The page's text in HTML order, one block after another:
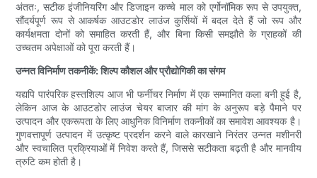
अंततः, सटीक इंजीनियरिंग और डिजाइन कच्चे माल को एर्गोनॉमिक रूप से उपयुक्त,
सौंदर्यपूर्ण रूप से आकर्षक आउटडोर लाउंज कुर्सियों में बदल देते हैं जो रूप और
कार्यक्षमता दोनों को समाहित करती हैं, और बिना किसी समझौते के ग्राहकों की
उच्चतम अपेक्षाओं को पूरा करती हैं।
उन्नत विनिर्माण तकनीकें: शिल्प कौशल और प्रौद्योगिकी का संगम
यद्यपि पारंपरिक हस्तशिल्प आज भी फर्नीचर निर्माण में एक सम्मानित कला बनी हुई है,
लेकिन आज के आउटडोर लाउंज चेयर बाजार की मांग के अनुरूप बड़े पैमाने पर
उत्पादन और एकरूपता के लिए आधुनिक विनिर्माण तकनीकों का समावेश आवश्यक है।
गुणवत्तापूर्ण उत्पादन में उत्कृष्ट प्रदर्शन करने वाले कारखाने निरंतर उन्नत मशीनरी
और स्वचालित प्रक्रियाओं में निवेश करते हैं, जिससे सटीकता बढ़ती है और मानवीय
त्रुटि कम होती है।